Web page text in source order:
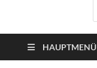
HAUPTMENÜ